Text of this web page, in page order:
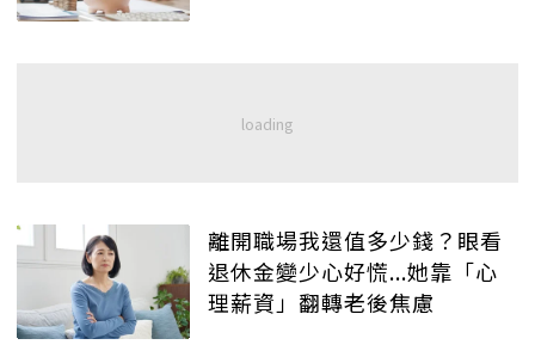
離開職場我還值多少錢？眼看
退休金變少心好慌...她靠「心
理薪資」翻轉老後焦慮